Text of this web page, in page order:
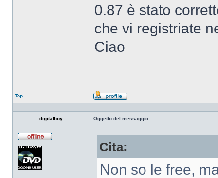
0.87 è stato
che vi registriate
Ciao
Top
Profilo
digitalboy Oggetto del messaggio:
Cita:
Non so le free,